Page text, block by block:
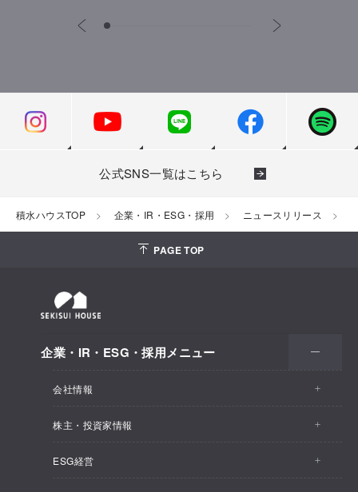
公式SNS一覧はこちら
積水ハウスTOP 企業・IR・ESG・採用 ニュースリリース
PAGE TOP
企業・IR・ESG・採用メニュー
会社情報
会社情報トップ
事業概要
株主・投資家情報
株主・投資家情報トップ
ESG経営